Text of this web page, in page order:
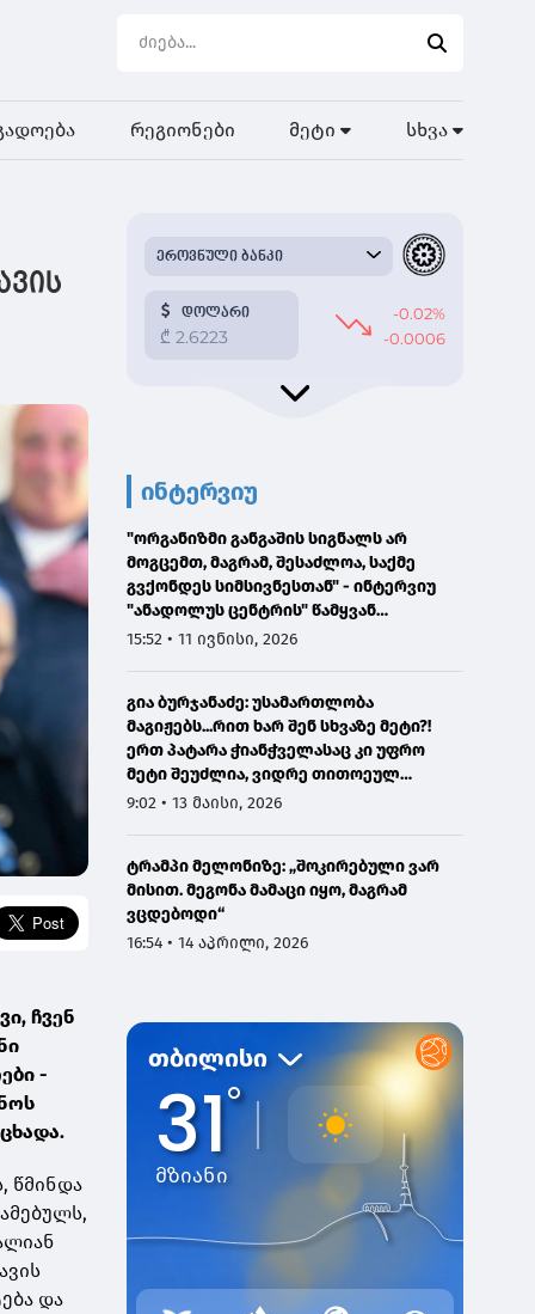
რეგიონები მეტი სხვა
ჩვენ
-
წმინდა
და
ინტერვიუ
"ორგანიზმი განგაშის სიგნალს არ
მოგცემთ, მაგრამ, შესაძლოა, საქმე
გვქონდეს სიმსივნესთან" - ინტერვიუ
"ანადოლუს ცენტრის" წამყვან
ონკოლოგთან
15:52 • 11 ივნისი, 2026
გია ბურჯანაძე: უსამართლობა
მაგიჟებს...რით ხარ შენ სხვაზე მეტი?!
ერთ პატარა ჭიანჭველასაც კი უფრო
მეტი შეუძლია, ვიდრე თითოეულ
ჩვენგანს...
9:02 • 13 მაისი, 2026
ტრამპი მელონიზე: „შოკირებული ვარ
მისით. მეგონა მამაცი იყო, მაგრამ
ვცდებოდი“
16:54 • 14 აპრილი, 2026